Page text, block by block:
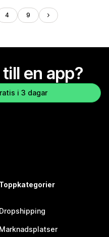
4 9
en app?
i 3 dagar
Toppkategorier
Dropshipping
Marknadsplatser